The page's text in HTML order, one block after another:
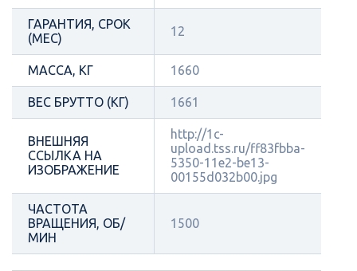
ГАРАНТИЯ, СРОК
(МЕС)
12
МАССА, КГ 1660
ВЕС БРУТТО (КГ) 1661
ВНЕШНЯЯ
ССЫЛКА НА
ИЗОБРАЖЕНИЕ
http://1c-
upload.tss.ru/ff83fbba-
5350-11e2-be13-
00155d032b00.jpg
ЧАСТОТА
ВРАЩЕНИЯ, ОБ/
МИН
1500